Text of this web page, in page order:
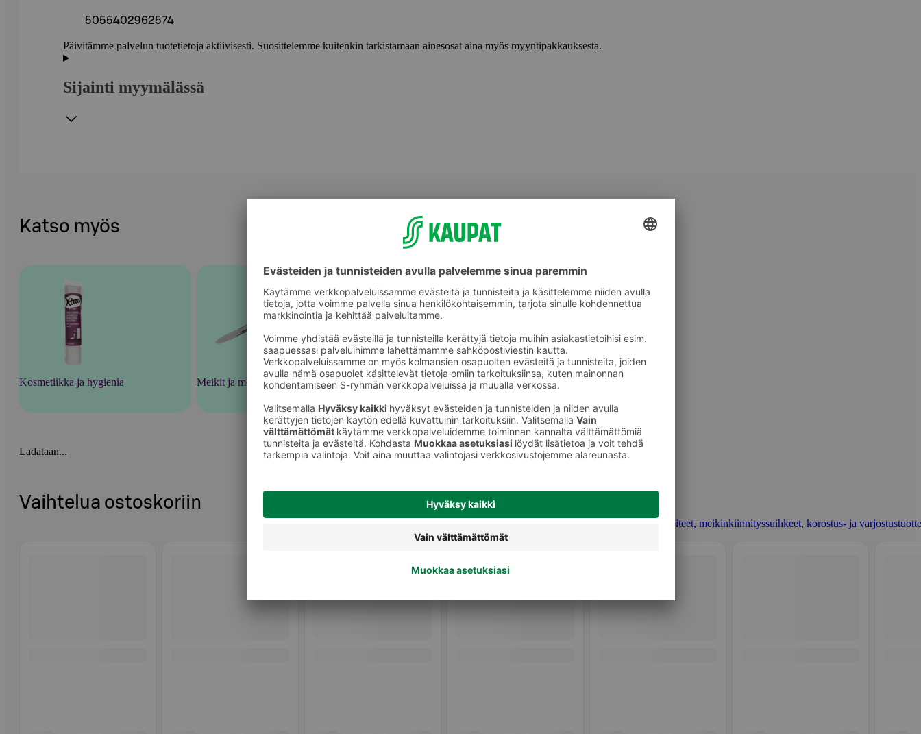
5055402962574
Päivitämme palvelun tuotetietoja aktiivisesti. Suosittelemme kuitenkin tarkistamaan ainesosat aina myös myyntipakkauksesta.
Sijainti myymälässä
Katso myös
Kosmetiikka ja hygienia Meikit ja meikkaustarvikkeet
Peitevoiteet, pohjustusvoiteet,
meikinkiinnityssuihkeet, korostus- ja
varjostustuotteet
Ladataan...
Vaihtelua ostoskoriin
Peitevoiteet, pohjustusvoiteet, meikinkiinnityssuihkeet, korostus- ja